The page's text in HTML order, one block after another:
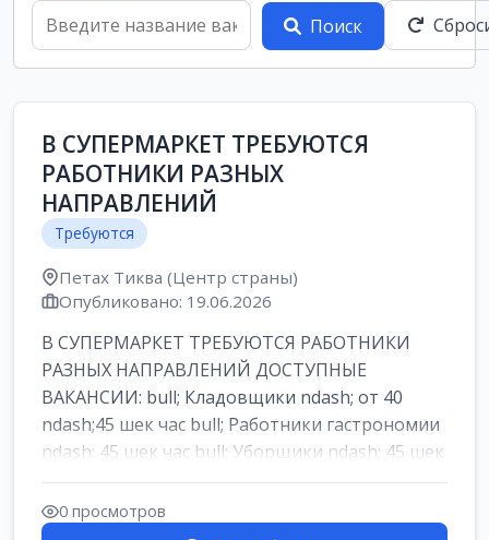
Поиск
В СУПЕРМАРКЕТ ТРЕБУЮТСЯ
РАБОТНИКИ РАЗНЫХ
НАПРАВЛЕНИЙ
Требуются
Петах Тиква (Центр страны)
Опубликовано: 19.06.2026
В СУПЕРМАРКЕТ ТРЕБУЮТСЯ РАБОТНИКИ
РАЗНЫХ НАПРАВЛЕНИЙ ДОСТУПНЫЕ
ВАКАНСИИ: bull; Кладовщики ndash; от 40
ndash;45 шек час bull; Работники гастрономии
ndash; 45 шек час bull; Уборщики ndash; 45 шек
час b...
0 просмотров